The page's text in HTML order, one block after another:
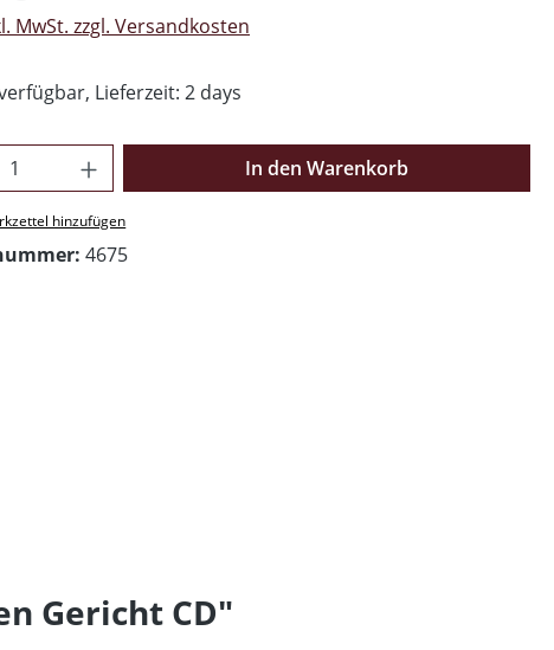
MwSt. zzgl. Versandkosten
Lieferzeit: 2 days
Anzahl: Gib den gewünschten Wert
In den Warenkorb
hinzufügen
4675
Gericht CD"